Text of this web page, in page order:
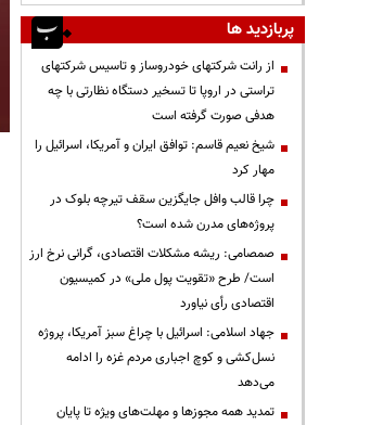
پربازدید ها
از رانت‌ شرکتهای خودروساز و تاسیس شرکتهای
تراستی در اروپا تا تسخیر دستگاه نظارتی با چه
هدفی صورت گرفته است
شیخ نعیم قاسم: توافق ایران و آمریکا، اسرائیل را
مهار کرد
چرا قالب وافل جایگزین سقف تیرچه بلوک در
پروژه‌های مدرن شده است؟
صمصامی: ریشه مشکلات اقتصادی، گرانی نرخ ارز
است/ طرح «تقویت پول ملی» در کمیسیون
اقتصادی رأی نیاورد
جهاد اسلامی: اسرائیل با چراغ سبز آمریکا، پروژه
نسل‌کشی و کوچ اجباری مردم غزه را ادامه
می‌دهد
تمدید همه مجوزها و مهلت‌های ویژه تا پایان